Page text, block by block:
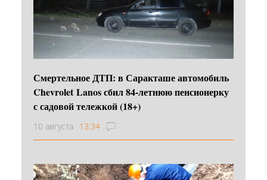
Смертельное ДТП: в Саракташе автомобиль
Chevrolet Lanos сбил 84-летнюю пенсионерку
с садовой тележкой (18+)
10 августа 13:34